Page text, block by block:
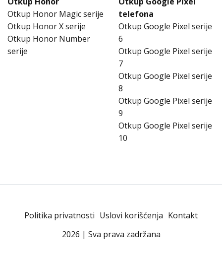
Otkup Honor Magic serije
Otkup Honor X serije
Otkup Honor Number
serije
telefona
Otkup Google Pixel serije
6
Otkup Google Pixel serije
7
Otkup Google Pixel serije
8
Otkup Google Pixel serije
9
Otkup Google Pixel serije
10
Politika privatnosti Uslovi korišćenja Kontakt
2026 | Sva prava zadržana